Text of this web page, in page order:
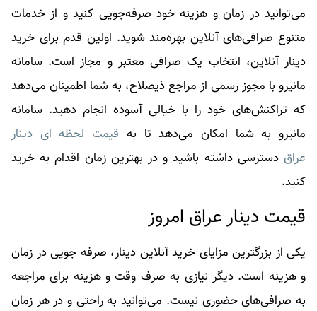
می‌توانید در زمان و هزینه خود صرفه‌جویی کنید و از خدمات
متنوع صرافی‌های آنلاین بهره‌مند شوید. اولین قدم برای خرید
دینار آنلاین، انتخاب یک صرافی معتبر و مجاز است. سامانه
مانیرو با مجوز رسمی از مراجع ذیصلاح، به شما اطمینان می‌دهد
که تراکنش‌های خود را با خیالی آسوده انجام دهید. سامانه
مانیرو به شما امکان می‌دهد تا به قیمت لحظه ای دینار
عراق دسترسی داشته باشید و در بهترین زمان اقدام به خرید
کنید.
قیمت دینار عراق امروز
یکی از بزرگترین مزایای خرید آنلاین دینار، صرفه جویی در زمان
و هزینه است. دیگر نیازی به صرف وقت و هزینه برای مراجعه
به صرافی‌های حضوری نیست. می‌توانید به راحتی و در هر زمان